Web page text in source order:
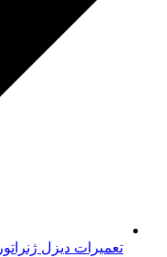
تعمیرات دیزل ژنراتور